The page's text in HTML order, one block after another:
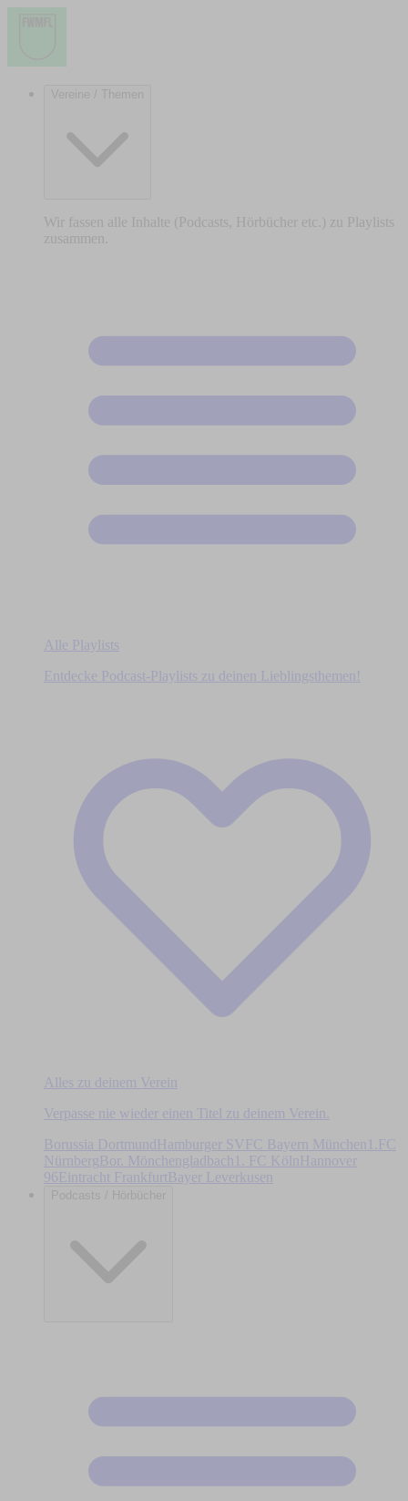
Vereine / Themen
Wir fassen alle Inhalte (Podcasts, Hörbücher etc.) zu Playlists
zusammen.
Alle Playlists
Entdecke Podcast-Playlists zu deinen Lieblingsthemen!
Alles zu deinem Verein
Verpasse nie wieder einen Titel zu deinem Verein.
Borussia DortmundHamburger SV FC Bayern München
1.FC
Nürnberg Bor. Mönchengladbach 1. FC Köln
Hannover
96Eintracht Frankfurt Bayer Leverkusen
Podcasts / Hörbücher